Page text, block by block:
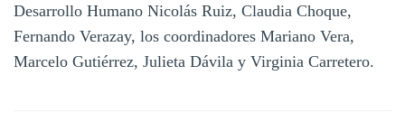
Desarrollo Humano Nicolás Ruiz, Claudia Choque,
Fernando Verazay, los coordinadores Mariano Vera,
Marcelo Gutiérrez, Julieta Dávila y Virginia Carretero.